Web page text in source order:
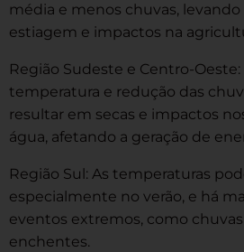
média e menos chuvas,
estiagem e impactos na
Região Sudeste e Centro-
temperatura e redução das
resultar em secas e impactos
água, afetando a geração de
Região Sul: As temperaturas
especialmente no verão, e há
eventos extremos, como
enchentes.